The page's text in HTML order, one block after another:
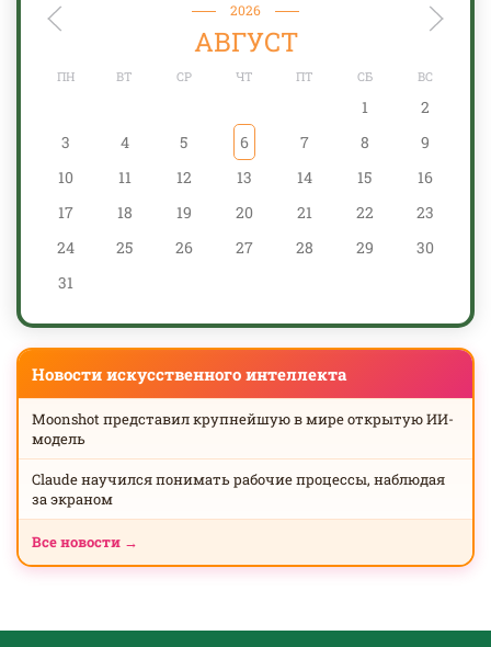
2026
АВГУСТ
ПН ВТ СР ЧТ ПТ СБ ВС
1
2
3
4 5 6 7 8
9
10
11 12 13 14 15
16
17
18 19 20 21 22
23
24
25 26 27 28 29
30
31
Новости искусственного интеллекта
Moonshot представил крупнейшую в мире открытую ИИ-
модель
Claude научился понимать рабочие процессы, наблюдая
за экраном
Все новости →